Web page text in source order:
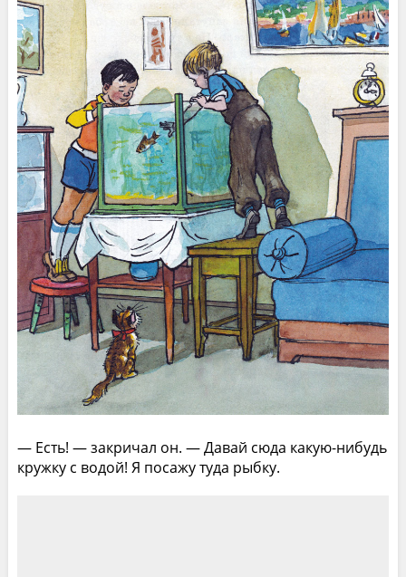
— Есть! — закричал он. — Давай сюда какую-нибудь
кружку с водой! Я посажу туда рыбку.